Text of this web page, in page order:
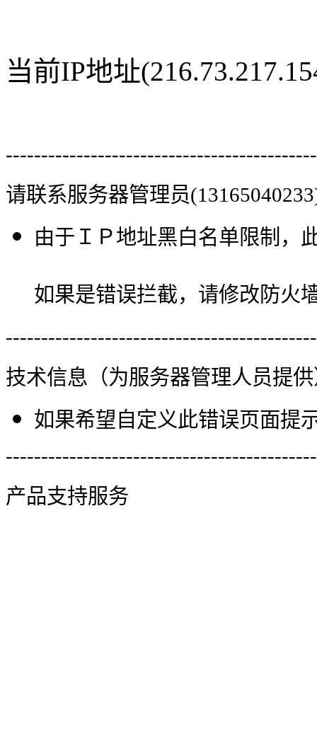
当前IP地址
请联系服务器管理员
由于ＩＰ地址黑白名单限制，
如果是错误拦截，请修改防火
技术信息（为服务器管理人员提
如果希望自定义此错误页面提
产品支持服务